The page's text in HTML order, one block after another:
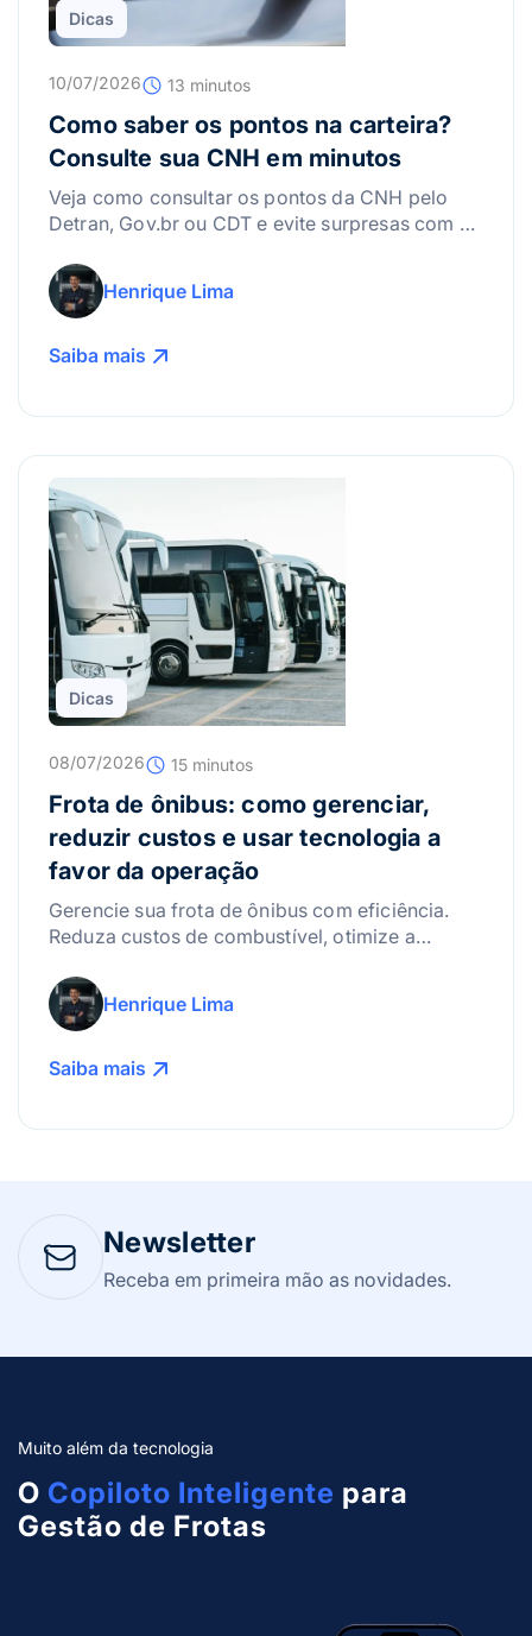
Dicas
10/07/2026 13 minutos
Como saber os pontos na carteira?
Consulte sua CNH em minutos
Veja como consultar os pontos da CNH pelo
Detran, Gov.br ou CDT e evite surpresas com a
Henrique Lima
Saiba mais
Dicas
08/07/2026 15 minutos
Frota de ônibus: como gerenciar,
reduzir custos e usar tecnologia a
favor da operação
Gerencie sua frota de ônibus com eficiência.
Reduza custos de combustível, otimize a
mais!
Henrique Lima
Saiba mais
Newsletter
Receba em primeira mão as novidades.
Muito além da tecnologia
O Copiloto Inteligente para
Gestão de Frotas